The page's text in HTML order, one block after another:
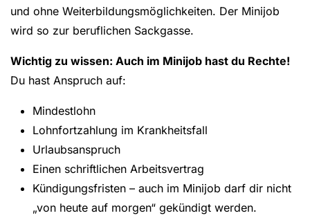
und ohne Weiterbildungsmöglichkeiten. Der Minijob
wird so zur beruflichen Sackgasse.
Wichtig zu wissen: Auch im Minijob hast du Rechte!
Du hast Anspruch auf:
Mindestlohn
Lohnfortzahlung im Krankheitsfall
Urlaubsanspruch
Einen schriftlichen Arbeitsvertrag
Kündigungsfristen – auch im Minijob darf dir nicht
„von heute auf morgen“ gekündigt werden.